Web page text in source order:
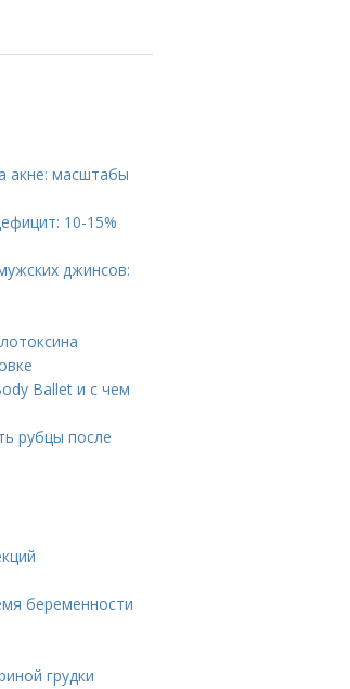
акне: масштабы
10-15%
джинсов:
Ballet и с чем
рубцы после
беременности
грудки